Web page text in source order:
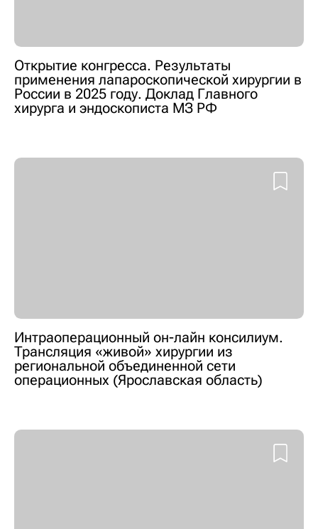
Открытие конгресса. Результаты
применения лапароскопической хирургии в
России в 2025 году. Доклад Главного
хирурга и эндоскописта МЗ РФ
Интраоперационный он-лайн консилиум.
Трансляция «живой» хирургии из
региональной объединенной сети
операционных (Ярославская область)